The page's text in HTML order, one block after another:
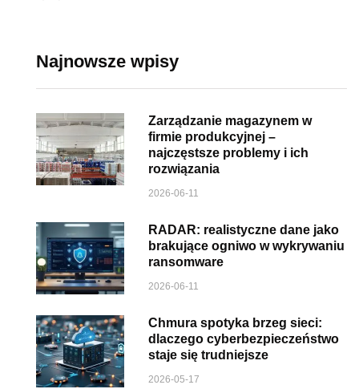
Najnowsze wpisy
Zarządzanie magazynem w
firmie produkcyjnej –
najczęstsze problemy i ich
rozwiązania
2026-06-11
RADAR: realistyczne dane jako
brakujące ogniwo w wykrywaniu
ransomware
2026-06-11
Chmura spotyka brzeg sieci:
dlaczego cyberbezpieczeństwo
staje się trudniejsze
2026-05-17